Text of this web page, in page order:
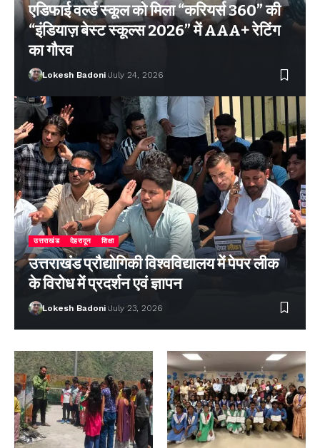
एडिफाई वर्ल्ड स्कूल को मिला “करियर्स 360” की
“इंडियाज़ बेस्ट स्कूल्स 2026” में AAA+ रेटिंग
का गौरव
Lokesh Badoni July 24, 2026
उत्तराखंड देहरादून शिक्षा
उत्तराखंड प्रौद्योगिकी विश्वविद्यालय में पेपर लीक
के विरोध में प्रदर्शन एवं ज्ञापन
Lokesh Badoni July 23, 2026